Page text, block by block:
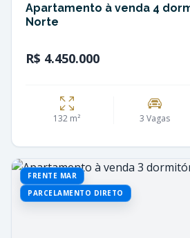
Apartamento à venda 4
Norte
R$ 4.450.000
132 m² 3 Vagas
FRENTE MAR
PARCELAMENTO DIRETO